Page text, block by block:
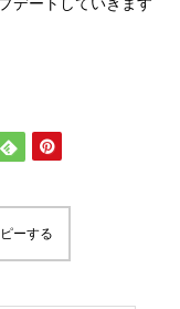
デートしていきます
ーする